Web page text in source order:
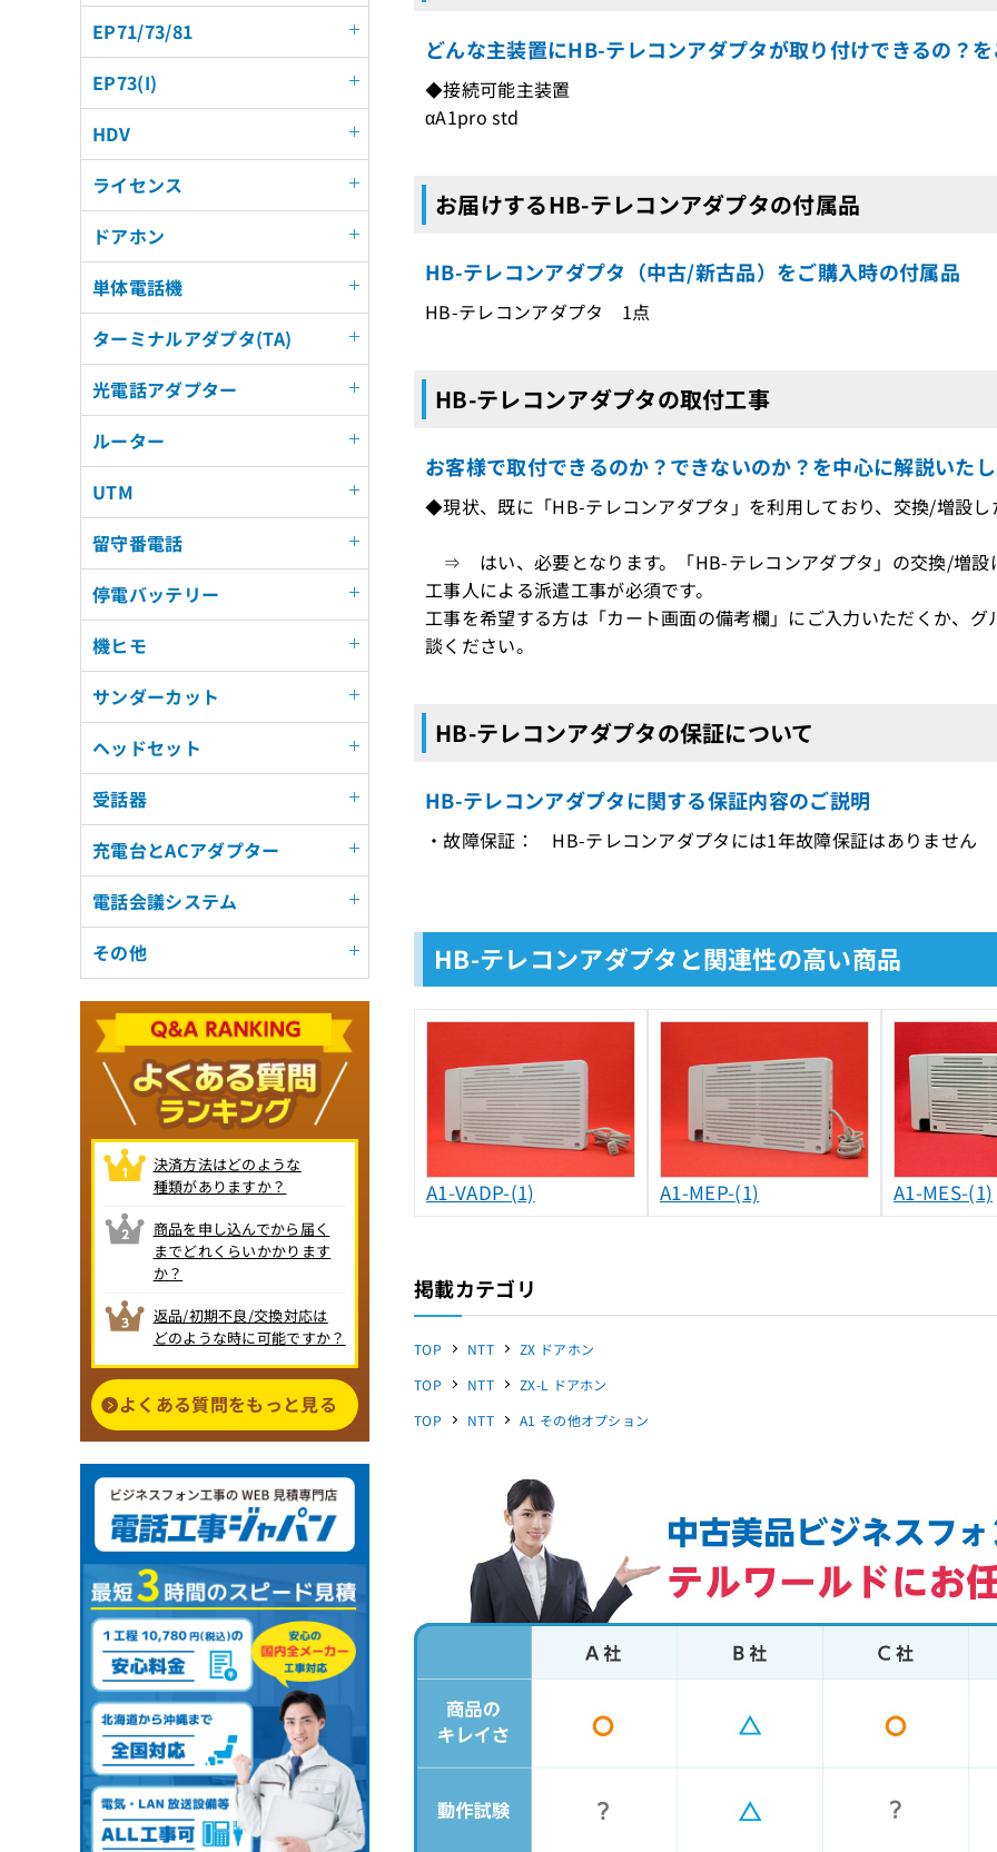
どんな主装置にHB-テレコンアダプタが取り付けできるの？
◆接続可能主装置
αA1pro std
お届けするHB-テレコンアダプタの付属品
HB-テレコンアダプタ（中古/新古品）をご購入時の付属品
HB-テレコンアダプタ 1点
HB-テレコンアダプタの取付工事
お客様で取付できるのか？できないのか？を中心に解説いた
◆現状、既に「HB-テレコンアダプタ」を利用しており、交換/増設
⇒ はい、必要となります。「HB-テレコンアダプタ」の交換/増設
工事人による派遣工事が必須です。
工事を希望する方は「カート画面の備考欄」にご入力いただくか、グ
談ください。
HB-テレコンアダプタの保証について
HB-テレコンアダプタに関する保証内容のご説明
・故障保証： HB-テレコンアダプタには1年故障保証はありません
HB-テレコンアダプタと関連性の高い商品
A1-VADP-(1) A1-MEP-(1) A1-MES-(1)
掲載カテゴリ
TOP NTT
ZX ドアホン
TOP
NTT
ZX-L ドアホン
TOP
NTT A1 その他オプション
EP71/73/81
EP73(I)
HDV
ライセンス
ドアホン
単体電話機
ターミナルアダプタ(TA)
光電話アダプター
ルーター
UTM
留守番電話
停電バッテリー
機ヒモ
サンダーカット
ヘッドセット
受話器
充電台とACアダプター
電話会議システム
その他
決済方法はどのような
種類がありますか？
商品を申し込んでから届く
までどれくらいかかります
か？
返品/初期不良/交換対応は
どのような時に可能ですか？
よくある質問をもっと見る